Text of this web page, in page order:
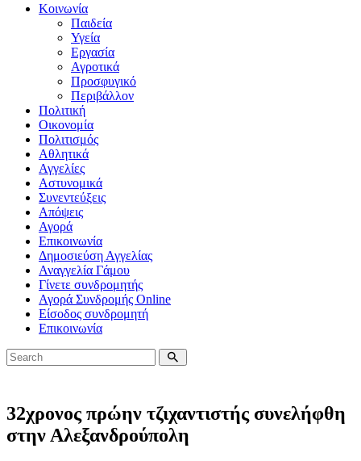
Κοινωνία
Παιδεία
Υγεία
Εργασία
Αγροτικά
Προσφυγικό
Περιβάλλον
Πολιτική
Οικονομία
Πολιτισμός
Αθλητικά
Αγγελίες
Αστυνομικά
Συνεντεύξεις
Απόψεις
Αγορά
Επικοινωνία
Δημοσιεύση Αγγελίας
Αναγγελία Γάμου
Γίνετε συνδρομητής
Αγορά Συνδρομής Online
Είσοδος συνδρομητή
Επικοινωνία
32χρονος πρώην τζιχαντιστής συνελήφθη
στην Αλεξανδρούπολη